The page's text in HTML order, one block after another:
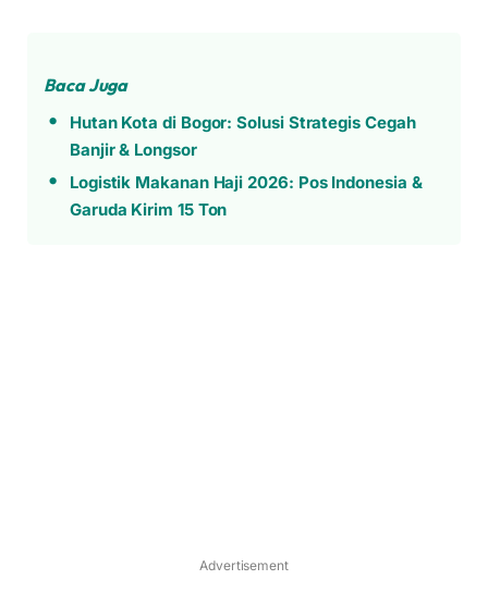
Baca Juga
Hutan Kota di Bogor: Solusi Strategis Cegah
Banjir & Longsor
Logistik Makanan Haji 2026: Pos Indonesia &
Garuda Kirim 15 Ton
Advertisement